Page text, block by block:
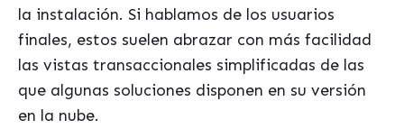
la instalación. Si hablamos de los usuarios
finales, estos suelen abrazar con más facilidad
las vistas transaccionales simplificadas de las
que algunas soluciones disponen en su versión
en la nube.